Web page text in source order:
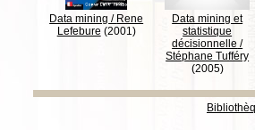
Data mining / Rene
Lefebure(2001)
Data mining et
statistique
décisionnelle /
Stéphane Tufféry
(2005)